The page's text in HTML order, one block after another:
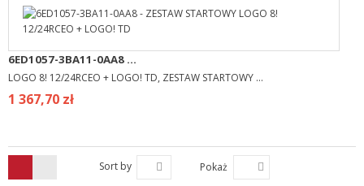
6ED1057-3BA11-0AA8 ...
LOGO 8! 12/24RCEO + LOGO! TD, ZESTAW STARTOWY ...
1 367,70 zł
Sort by Pokaż